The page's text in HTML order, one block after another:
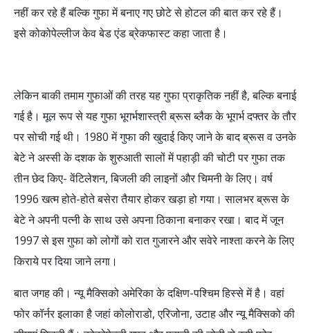
नहीं कर रहे हैं बल्कि गुफा में बनाए गए छोटे से होटल की बात कर रहे हैं।
इसे कोकोपेल्लीज केव बेड एंड ब्रेकफास्ट कहा जाता है।
लेकिन बाकी तमाम गुफाओं की तरह यह गुफा प्राकृतिक नहीं है, बल्कि बनाई
गई है। मूल रूप से यह गुफा भूगर्भशास्त्री ब्रूस ब्लैक के भूगर्भ दफ्तर के तौर
पर सोची गई थी। 1980 में गुफा की खुदाई किए जाने के बाद ब्रूस व उनके
बेटे ने अस्सी के दशक के शुरुआती सालों में पहाड़ी की चोटी पर गुफा तक
तीन छेद किए- वेंटिलेशन, बिजली की लाइनों और चिमनी के लिए। वर्ष
1996 खत्म होते-होते बसेरा तैयार होकर खड़ा हो गया। सालभर ब्रूस के
बेटे ने अपनी पत्नी के साथ उसे अपना ठिकाना बनाकर रखा। बाद में जून
1997 से इस गुफा को लोगों को रात गुजारने और सवेरे नाश्ता करने के लिए
किराये पर दिया जाने लगा।
बात जगह की। न्यू मैक्सिको अमेरिका के दक्षिण-पश्चिम हिस्से में है। वहां
फोर कॉर्नर इलाका है जहां कोलोराडो, एरिजोना, उटाह और न्यू मैक्सिको की